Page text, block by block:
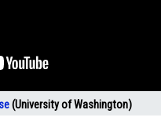
(University of Washington)